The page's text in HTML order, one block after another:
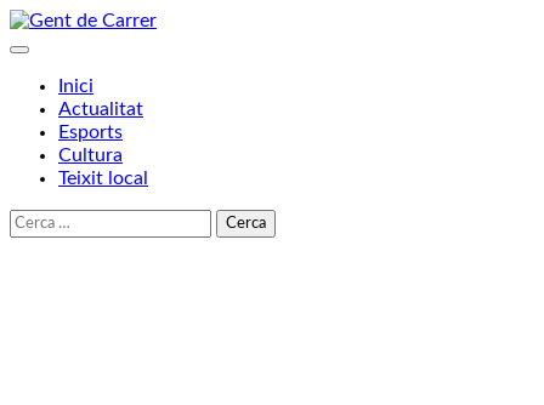
Skip
to
Inici
Actualitat
Esports
Cultura
Teixit local
Cerca: